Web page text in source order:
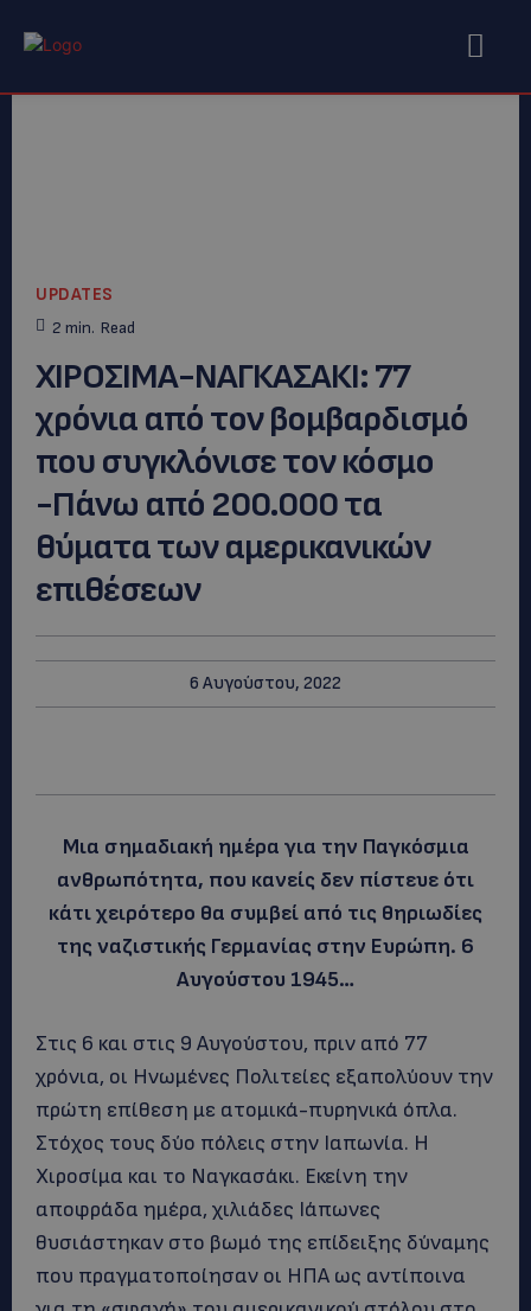
UPDATES
2 min. Read
ΧΙΡΟΣΙΜΑ-ΝΑΓΚΑΣΑΚΙ: 77
χρόνια από τον βομβαρδισμό
που συγκλόνισε τον κόσμο
-Πάνω από 200.000 τα
θύματα των αμερικανικών
επιθέσεων
6 Αυγούστου, 2022
Μια σημαδιακή ημέρα για την Παγκόσμια
ανθρωπότητα, που κανείς δεν πίστευε ότι
κάτι χειρότερο θα συμβεί από τις θηριωδίες
της ναζιστικής Γερμανίας στην Ευρώπη. 6
Αυγούστου 1945…
Στις 6 και στις 9 Αυγούστου, πριν από 77
χρόνια, οι Ηνωμένες Πολιτείες εξαπολύουν την
πρώτη επίθεση με ατομικά-πυρηνικά όπλα.
Στόχος τους δύο πόλεις στην Ιαπωνία. Η
Χιροσίμα και το Ναγκασάκι. Εκείνη την
αποφράδα ημέρα, χιλιάδες Ιάπωνες
θυσιάστηκαν στο βωμό της επίδειξης δύναμης
που πραγματοποίησαν οι ΗΠΑ ως αντίποινα